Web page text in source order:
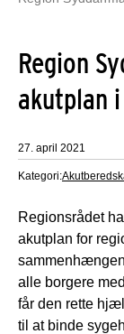
Region
akutplan
27. april 2021
Kategori:
Regionsrådet
akutplan for
alle borgere
får den rette
til at binde